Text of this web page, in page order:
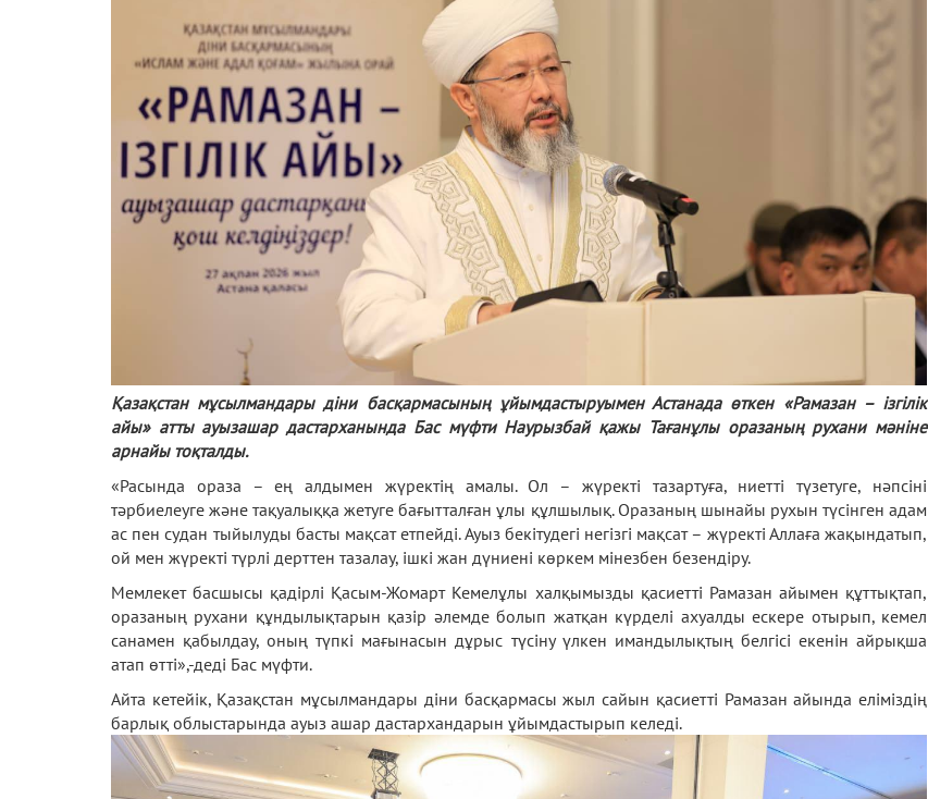
Қазақстан мұсылмандары діни басқармасының ұйымдастыруымен Астанада өткен «Рамазан – ізгілік
айы» атты ауызашар дастарханында Бас мүфти Наурызбай қажы Тағанұлы оразаның рухани мәніне
арнайы тоқталды.
«Расында ораза – ең алдымен жүректің амалы. Ол – жүректі тазартуға, ниетті түзетуге, нәпсіні
тәрбиелеуге және тақуалыққа жетуге бағытталған ұлы құлшылық. Оразаның шынайы рухын түсінген адам
ас пен судан тыйылуды басты мақсат етпейді. Ауыз бекітудегі негізгі мақсат – жүректі Аллаға жақындатып,
ой мен жүректі түрлі дерттен тазалау, ішкі жан дүниені көркем мінезбен безендіру.
Мемлекет басшысы қадірлі Қасым-Жомарт Кемелұлы халқымызды қасиетті Рамазан айымен құттықтап,
оразаның рухани құндылықтарын қазір әлемде болып жатқан күрделі ахуалды ескере отырып, кемел
санамен қабылдау, оның түпкі мағынасын дұрыс түсіну үлкен имандылықтың белгісі екенін айрықша
атап өтті»,-деді Бас мүфти.
Айта кетейік, Қазақстан мұсылмандары діни басқармасы жыл сайын қасиетті Рамазан айында еліміздің
барлық облыстарында ауыз ашар дастархандарын ұйымдастырып келеді.